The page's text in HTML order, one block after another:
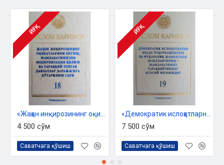
ЙЎҚ
4 500 сўм
Саватчага қўшиш
ЙЎҚ
7 500 сўм
Саватчага қўшиш